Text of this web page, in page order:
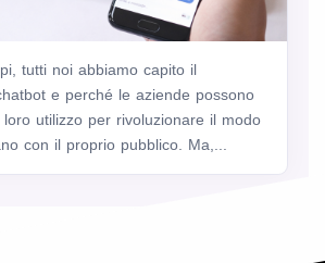
tutti noi abbiamo capito il
e perché le aziende possono
utilizzo per rivoluzionare il modo
con il proprio pubblico. Ma,...